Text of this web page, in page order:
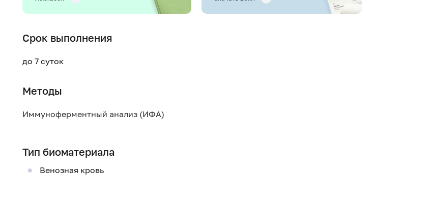
Срок выполнения
до 7 суток
Методы
Иммуноферментный анализ (ИФА)
Тип биоматериала
Венозная кровь